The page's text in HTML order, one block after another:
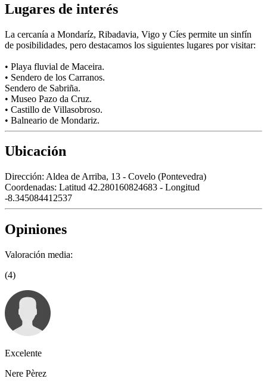
Lugares de interés
La cercanía a Mondaríz, Ribadavia, Vigo y Cíes permite un sinfín
de posibilidades, pero destacamos los siguientes lugares por visitar:
• Playa fluvial de Maceira.
• Sendero de los Carranos.
Sendero de Sabriña.
• Museo Pazo da Cruz.
• Castillo de Villasobroso.
• Balneario de Mondariz.
Ubicación
Dirección: Aldea de Arriba, 13 - Covelo (Pontevedra)
Coordenadas: Latitud 42.280160824683 - Longitud
-8.345084412537
Opiniones
Valoración media:
(4)
Excelente
Nere Pèrez